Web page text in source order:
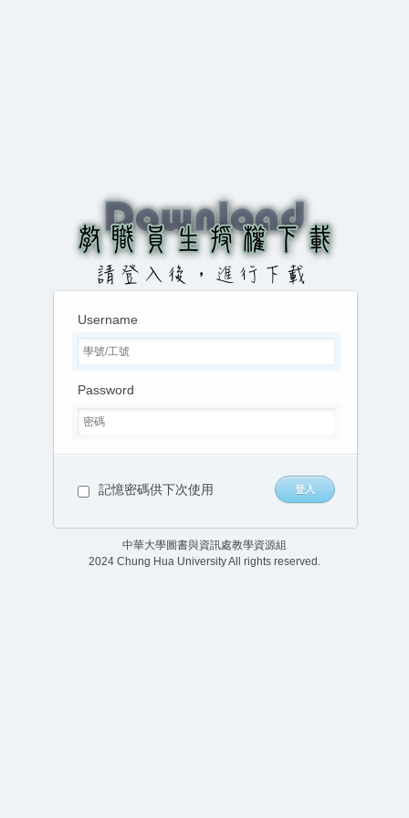
Username
Password
記憶密碼供下次使用
中華大學圖書與資訊處教學資源組
2024 Chung Hua University All rights reserved.